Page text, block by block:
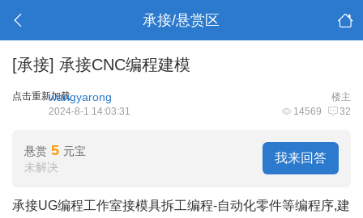
承接/悬赏区
[承接] 承接CNC编程建模
点击重新加载 楼主
wangyarong
14569 32
2024-8-1 14:03:31
我来回答
悬赏 5 元宝
未解决
承接UG编程工作室接模具拆工编程-自动化零件等编程序,建